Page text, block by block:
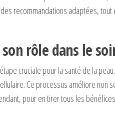
recommandations adaptées, tout
rôle dans le
cruciale pour la santé de la
Ce processus améliore non
pour en tirer tous les